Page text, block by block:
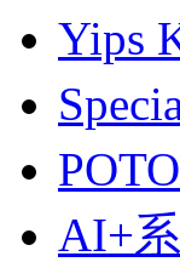
Yips
AI+